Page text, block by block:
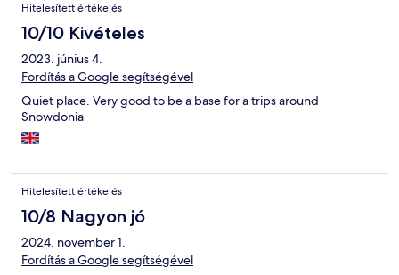
Hitelesített értékelés
10/10 Kivételes
2023. június 4.
Fordítás a Google segítségével
Quiet place. Very good to be a base for a trips around
Snowdonia
Hitelesített értékelés
10/8 Nagyon jó
2024. november 1.
Fordítás a Google segítségével